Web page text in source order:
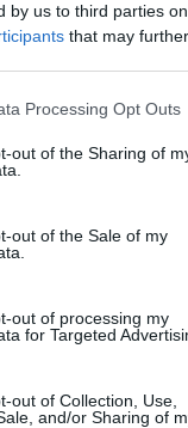
by us to third parties
that may
this website/app uses
visit or usage
to Google and its
below specified
Processing Opt Outs
out of the Sharing of
out of the Sale of my
out of processing my
for Targeted
out of Collection, Use,
and/or Sharing of
αρχισυντάκτη των
απομάκρυνση
μήνυμα που έλαβε
Σπυρίδωνα